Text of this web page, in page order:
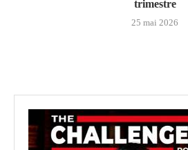
trimestre
25 mai 2026